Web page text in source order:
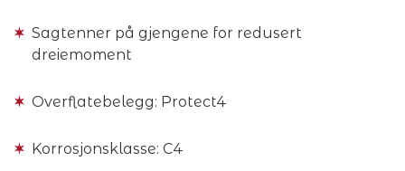
Sagtenner på gjengene for redusert
dreiemoment
Overflatebelegg: Protect4
Korrosjonsklasse: C4